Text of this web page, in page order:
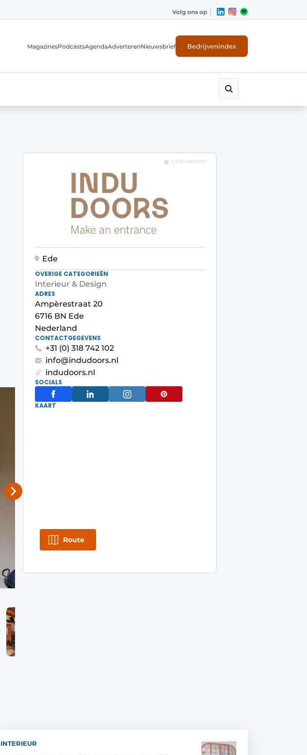
Volg ons op
MagazinesPodcastsAgendaAdverterenNieuwsbrief Bedrijvenindex
GESPONSORD
Ede
OVERIGE CATEGORIEËN
Interieur & Design
ADRES
Ampèrestraat 20
6716 BN Ede
Nederland
CONTACTGEGEVENS
+31 (0) 318 742 102
info@indudoors.nl
indudoors.nl
SOCIALS
KAART
Route
INTERIEUR